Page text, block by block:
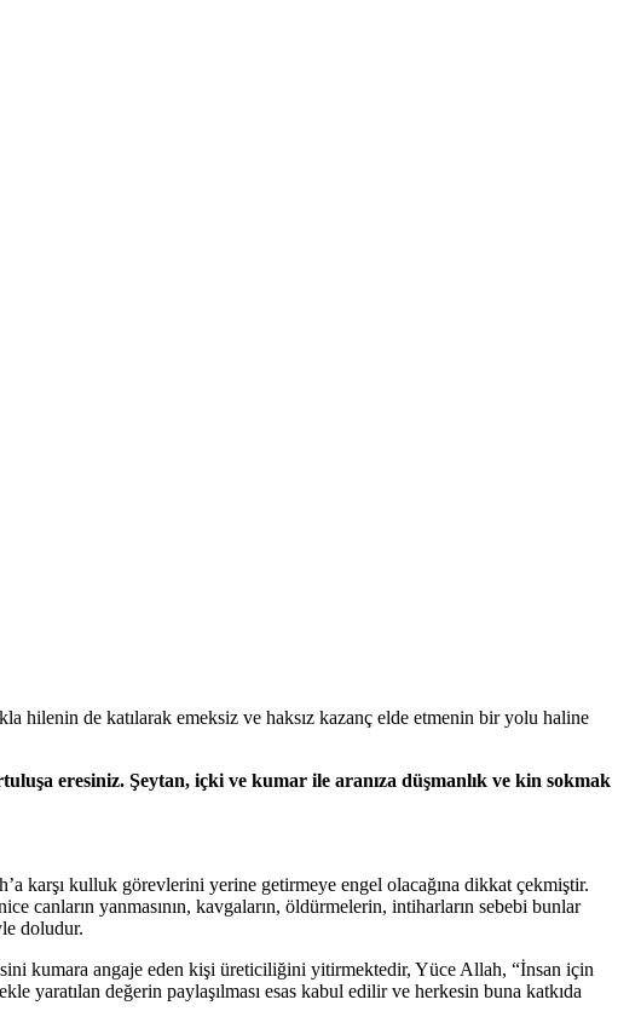
hilenin de katılarak emeksiz ve haksız kazanç elde etmenin bir yolu haline
eresiniz. Şeytan, içki ve kumar ile aranıza düşmanlık ve kin sokmak
karşı kulluk görevlerini yerine getirmeye engel olacağına dikkat çekmiştir.
canların yanmasının, kavgaların, öldürmelerin, intiharların sebebi bunlar
doludur.
kumara angaje eden kişi üreticiliğini yitirmektedir, Yüce Allah, “İnsan için
yaratılan değerin paylaşılması esas kabul edilir ve herke­sin buna katkıda